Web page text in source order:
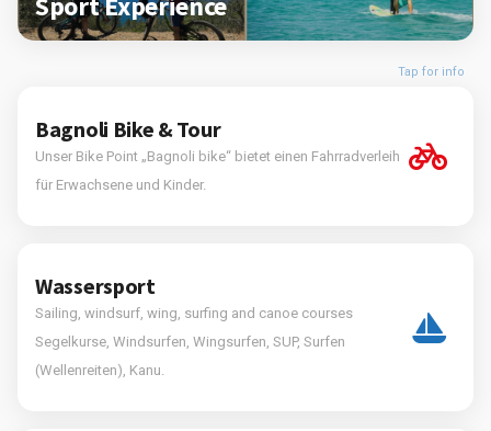
Tap for info
Bagnoli Bike & Tour
Unser Bike Point „Bagnoli bike“ bietet einen Fahrradverleih
für Erwachsene und Kinder.
Wassersport
Sailing, windsurf, wing, surfing and canoe courses
Segelkurse, Windsurfen, Wingsurfen, SUP, Surfen
(Wellenreiten), Kanu.